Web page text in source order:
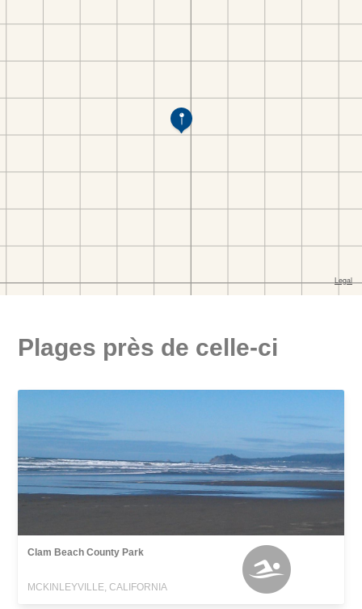
Plages près de celle-ci
Clam Beach County Park
MCKINLEYVILLE, CALIFORNIA